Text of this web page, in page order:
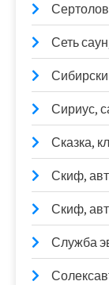
Сеть
Сириус,
Сказка,
Скиф,
Скиф,
Служба